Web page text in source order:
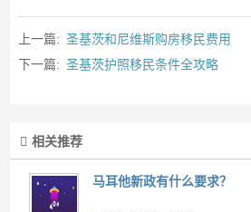
上一篇: 圣基茨和尼维斯购房移民费用
下一篇: 圣基茨护照移民条件全攻略
相关推荐
马耳他新政有什么要求？